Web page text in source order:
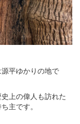
平ゆかりの地で
上の偉人も訪れた
主です。